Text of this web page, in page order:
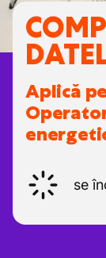
Aplică
se